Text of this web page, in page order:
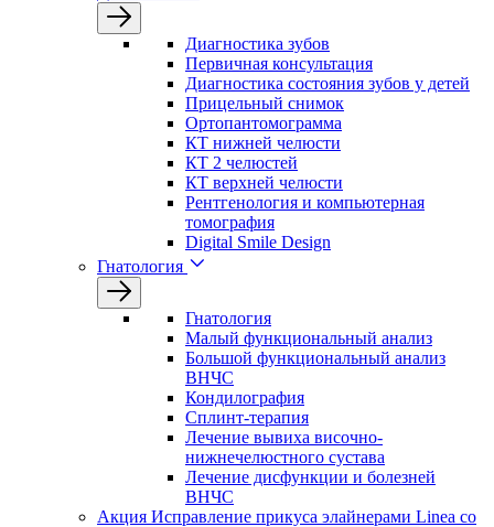
Диагностика зубов
Первичная консультация
Диагностика состояния зубов у детей
Прицельный снимок
Ортопантомограмма
КТ нижней челюсти
КТ 2 челюстей
КТ верхней челюсти
Рентгенология и компьютерная
томография
Digital Smile Design
Гнатология
Гнатология
Малый функциональный анализ
Большой функциональный анализ
ВНЧС
Кондилография
Сплинт-терапия
Лечение вывиха височно-
нижнечелюстного сустава
Лечение дисфункции и болезней
ВНЧС
Акция Исправление прикуса элайнерами Linea со